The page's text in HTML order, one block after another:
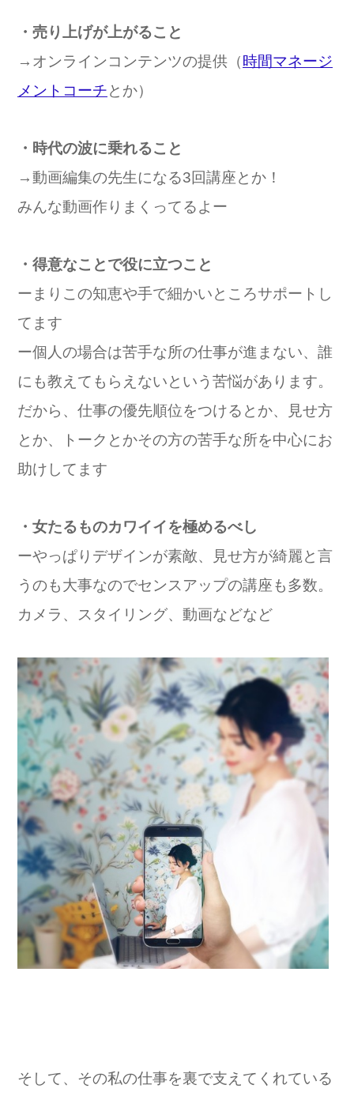
・売り上げが上がること
→オンラインコンテンツの提供（時間マネージ
メントコーチとか）
・時代の波に乗れること
→動画編集の先生になる3回講座とか！
みんな動画作りまくってるよー
・得意なことで役に立つこと
ーまりこの知恵や手で細かいところサポートし
てます
ー個人の場合は苦手な所の仕事が進まない、誰
にも教えてもらえないという苦悩があります。
だから、仕事の優先順位をつけるとか、見せ方
とか、トークとかその方の苦手な所を中心にお
助けしてます
・女たるものカワイイを極めるべし
ーやっぱりデザインが素敵、見せ方が綺麗と言
うのも大事なのでセンスアップの講座も多数。
カメラ、スタイリング、動画などなど
そして、その私の仕事を裏で支えてくれている